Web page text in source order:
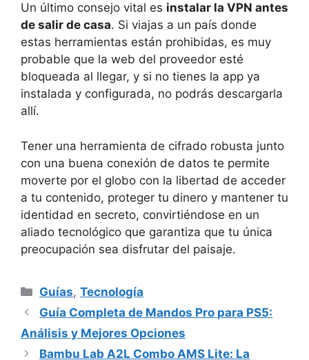
Un último consejo vital es instalar la VPN antes
de salir de casa. Si viajas a un país donde
estas herramientas están prohibidas, es muy
probable que la web del proveedor esté
bloqueada al llegar, y si no tienes la app ya
instalada y configurada, no podrás descargarla
allí.
Tener una herramienta de cifrado robusta junto
con una buena conexión de datos te permite
moverte por el globo con la libertad de acceder
a tu contenido, proteger tu dinero y mantener tu
identidad en secreto, convirtiéndose en un
aliado tecnológico que garantiza que tu única
preocupación sea disfrutar del paisaje.
Categorías
Guías,Tecnología
Guía Completa de Mandos Pro para PS5:
Análisis y Mejores Opciones
Bambu Lab A2L Combo AMS Lite: La